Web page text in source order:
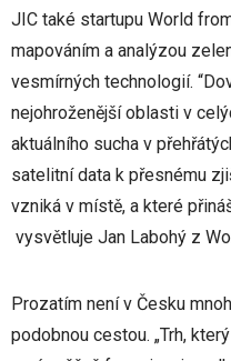
JIC také startupu World
mapováním a analýzou
vesmírných technologií.
nejohroženější oblasti v
aktuálního sucha v
satelitní data k přesnému
vzniká v místě, a které
vysvětluje Jan Labohý z
Prozatím není v Česku
podobnou cestou. „Trh,